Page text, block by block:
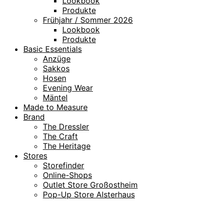
Produkte
Frühjahr / Sommer 2026
Lookbook
Produkte
Basic Essentials
Anzüge
Sakkos
Hosen
Evening Wear
Mäntel
Made to Measure
Brand
The Dressler
The Craft
The Heritage
Stores
Storefinder
Online-Shops
Outlet Store Großostheim
Pop-Up Store Alsterhaus